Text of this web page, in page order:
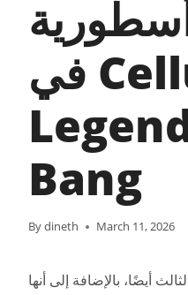
في Cellular
Bang
Bydineth March 11, 2026
أيضًا، بالإضافة إلى أنها